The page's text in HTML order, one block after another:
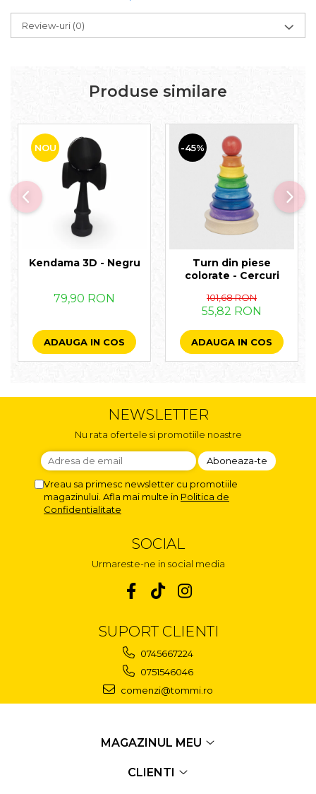
Review-uri (0)
Produse similare
NOU
Kendama 3D - Negru
79,90 RON
ADAUGA IN COS
-45%
Turn din piese
colorate - Cercuri
101,68 RON
55,82 RON
ADAUGA IN COS
NEWSLETTER
Nu rata ofertele si promotiile noastre
Vreau sa primesc newsletter cu promotiile
magazinului. Afla mai multe in Politica de
Confidentialitate
SOCIAL
Urmareste-ne in social media
SUPORT CLIENTI
0745667224
0751546046
comenzi@tommi.ro
MAGAZINUL MEU
CLIENTI